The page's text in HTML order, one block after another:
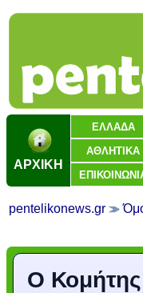
ΑΡΧΙΚΗ
ΕΛΛΑΔΑ
ΑΘΛΗΤΙΚΑ
pentelikonews.gr
Ο Κομήτης